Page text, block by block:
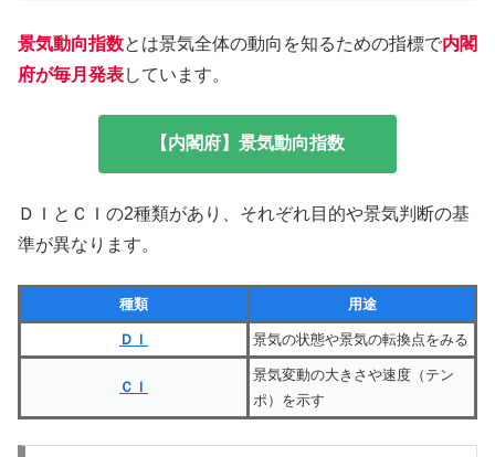
景気動向指数とは景気全体の動向を知るための指標で内閣
府が毎月発表しています。
【内閣府】景気動向指数
ＤＩとＣＩの2種類があり、それぞれ目的や景気判断の基
準が異なります。
種類 用途
ＤＩ 景気の状態や景気の転換点をみる
ＣＩ
景気変動の大きさや速度（テン
ポ）を示す